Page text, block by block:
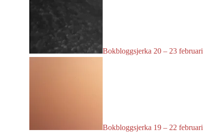
Bokbloggsjerka 20 – 23 februari
Bokbloggsjerka 19 – 22 februari